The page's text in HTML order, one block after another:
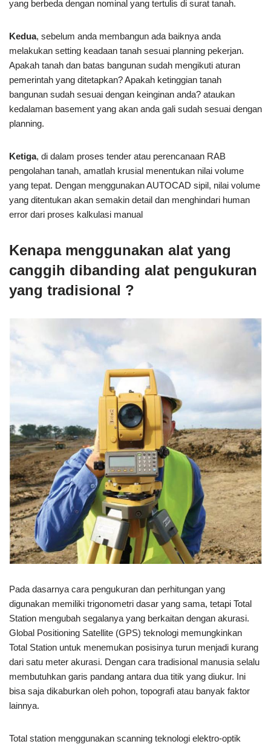
yang berbeda dengan nominal yang tertulis di surat tanah.
Kedua, sebelum anda membangun ada baiknya anda
melakukan setting keadaan tanah sesuai planning pekerjan.
Apakah tanah dan batas bangunan sudah mengikuti aturan
pemerintah yang ditetapkan? Apakah ketinggian tanah
bangunan sudah sesuai dengan keinginan anda? ataukan
kedalaman basement yang akan anda gali sudah sesuai dengan
planning.
Ketiga, di dalam proses tender atau perencanaan RAB
pengolahan tanah, amatlah krusial menentukan nilai volume
yang tepat. Dengan menggunakan AUTOCAD sipil, nilai volume
yang ditentukan akan semakin detail dan menghindari human
error dari proses kalkulasi manual
Kenapa menggunakan alat yang
canggih dibanding alat pengukuran
yang tradisional ?
Pada dasarnya cara pengukuran dan perhitungan yang
digunakan memiliki trigonometri dasar yang sama, tetapi Total
Station mengubah segalanya yang berkaitan dengan akurasi.
Global Positioning Satellite (GPS) teknologi memungkinkan
Total Station untuk menemukan posisinya turun menjadi kurang
dari satu meter akurasi. Dengan cara tradisional manusia selalu
membutuhkan garis pandang antara dua titik yang diukur. Ini
bisa saja dikaburkan oleh pohon, topografi atau banyak faktor
lainnya.
Total station menggunakan scanning teknologi elektro-optik